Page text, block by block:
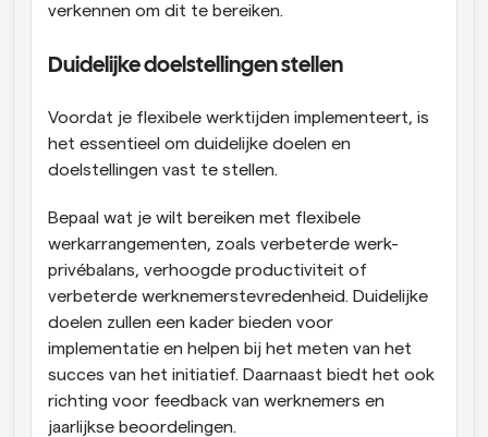
verkennen om dit te bereiken.
Duidelijke doelstellingen stellen
Voordat je flexibele werktijden implementeert, is
het essentieel om duidelijke doelen en
doelstellingen vast te stellen.
Bepaal wat je wilt bereiken met flexibele
werkarrangementen, zoals verbeterde werk-
privébalans, verhoogde productiviteit of
verbeterde werknemerstevredenheid. Duidelijke
doelen zullen een kader bieden voor
implementatie en helpen bij het meten van het
succes van het initiatief. Daarnaast biedt het ook
richting voor feedback van werknemers en
jaarlijkse beoordelingen.